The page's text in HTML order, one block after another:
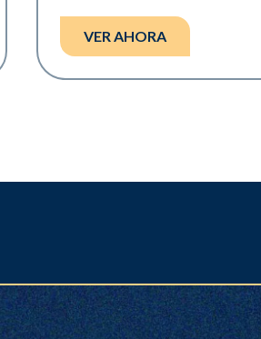
VER AHORA